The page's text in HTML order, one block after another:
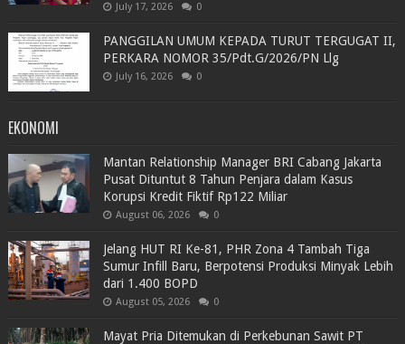
July 17, 2026 0
PANGGILAN UMUM KEPADA TURUT TERGUGAT II,
PERKARA NOMOR 35/Pdt.G/2026/PN Llg
July 16, 2026 0
EKONOMI
Mantan Relationship Manager BRI Cabang Jakarta
Pusat Dituntut 8 Tahun Penjara dalam Kasus
Korupsi Kredit Fiktif Rp122 Miliar
August 06, 2026 0
Jelang HUT RI Ke-81, PHR Zona 4 Tambah Tiga
Sumur Infill Baru, Berpotensi Produksi Minyak Lebih
dari 1.400 BOPD
August 05, 2026 0
Mayat Pria Ditemukan di Perkebunan Sawit PT